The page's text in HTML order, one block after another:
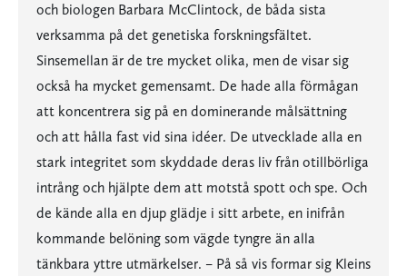
och biologen Barbara McClintock, de båda sista
verksamma på det genetiska forskningsfältet.
Sinsemellan är de tre mycket olika, men de visar sig
också ha mycket gemensamt. De hade alla förmågan
att koncentrera sig på en dominerande målsättning
och att hålla fast vid sina idéer. De utvecklade alla en
stark integritet som skyddade deras liv från otillbörliga
intrång och hjälpte dem att motstå spott och spe. Och
de kände alla en djup glädje i sitt arbete, en inifrån
kommande belöning som vägde tyngre än alla
tänkbara yttre utmärkelser. – På så vis formar sig Kleins